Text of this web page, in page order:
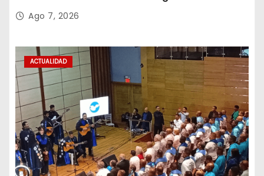
Ago 7, 2026
ACTUALIDAD